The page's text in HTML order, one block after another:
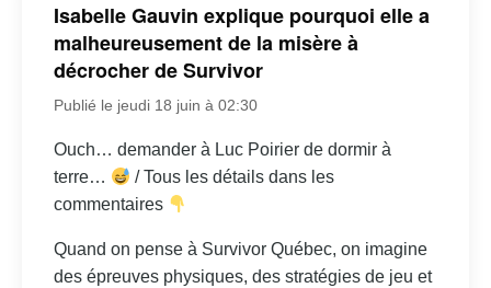
Isabelle Gauvin explique pourquoi elle a
malheureusement de la misère à
décrocher de Survivor
Publié le jeudi 18 juin à 02:30
Ouch… demander à Luc Poirier de dormir à
terre…
/ Tous les détails dans les
commentaires
Quand on pense à Survivor Québec, on imagine
des épreuves physiques, des stratégies de jeu et